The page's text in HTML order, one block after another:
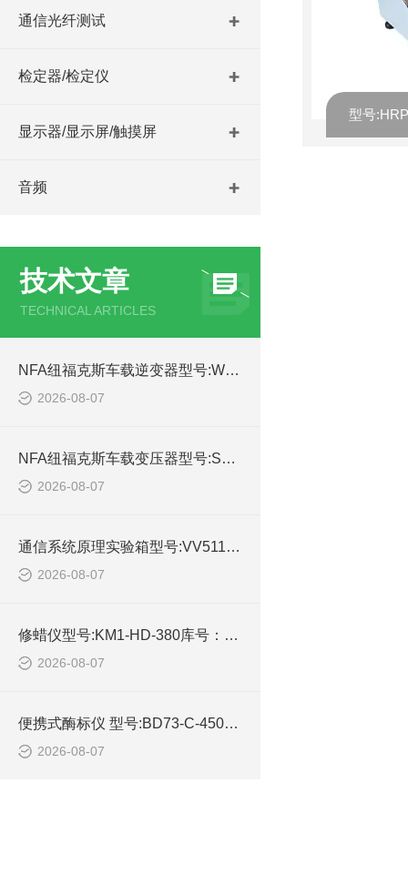
通信光纤测试
检定器/检定仪
显示器/显示屏/触摸屏
音频
技术文章
TECHNICAL ARTICLES
NFA纽福克斯车载逆变器型号:WSX97-7559V-NFA24V库号：M53795的简单介绍
2026-08-07
NFA纽福克斯车载变压器型号:SX97-7552N的简单介绍
2026-08-07
通信系统原理实验箱型号:VV511-M72524库号：M72524的详细介绍
2026-08-07
修蜡仪型号:KM1-HD-380库号：M210930的参数及性能特点
2026-08-07
便携式酶标仪 型号:BD73-C-450库号：M245457的简单介绍
2026-08-07